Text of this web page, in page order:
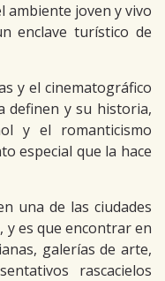
ambiente joven y vivo
enclave turístico de
y el cinematográfico
definen y su historia,
y el romanticismo
especial que la hace
una de las ciudades
y es que encontrar en
galerías de arte,
rascacielos